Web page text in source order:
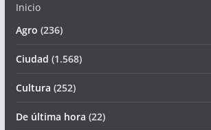
Inicio
Agro (236)
Ciudad (1.568)
Cultura (252)
De última hora (22)